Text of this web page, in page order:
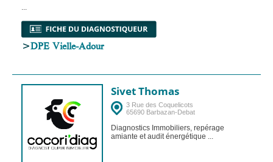
...
>DPE Vielle-Adour
Sivet Thomas
3 Rue des Coquelicots
65690 Barbazan-Debat
Diagnostics Immobiliers, repérage
amiante et audit énergétique ...